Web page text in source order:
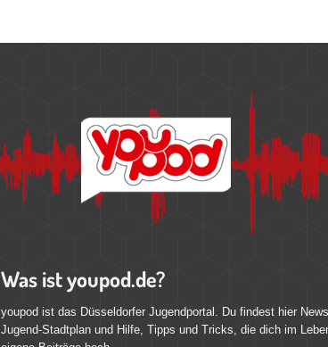
Was ist youpod.de?
youpod ist das Düsseldorfer Jugendportal. Du findest hier
Jugend-Stadtplan und Hilfe, Tipps und Tricks, die dich im